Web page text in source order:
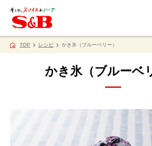
TOP レシピ かき氷（ブルーベリー）
かき氷（ブルーベ